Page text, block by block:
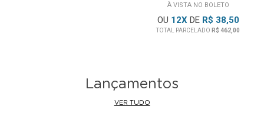
À VISTA NO BOLETO
OU 12XDE R$ 38,50
TOTAL PARCELADO R$ 462,00
Lançamentos
VER TUDO